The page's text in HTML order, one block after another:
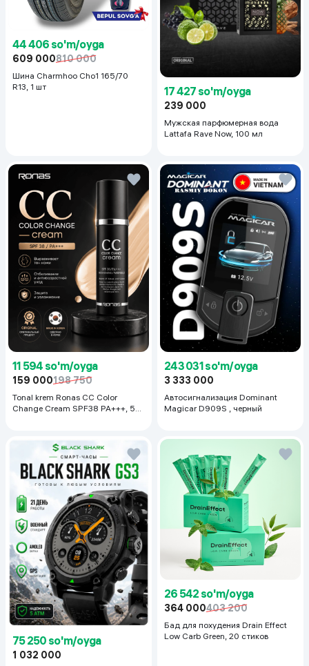
44 406 so'm/oyga
609 000810 000
Шина Charmhoo Cho1 165/70
R13, 1 шт
17 427 so'm/oyga
239 000
Мужская парфюмерная вода
Lattafa Rave Now, 100 мл
11 594 so'm/oyga
159 000198 750
Tonal krem Ronas CC Color
Change Cream SPF38 PA+++, 50
243 031 so'm/oyga
3 333 000
Автосигнализация Dominant
Magicar D909S , черный
75 250 so'm/oyga
1 032 000
26 542 so'm/oyga
364 000403 200
Бад для похудения Drain Effect
Low Carb Green, 20 стиков